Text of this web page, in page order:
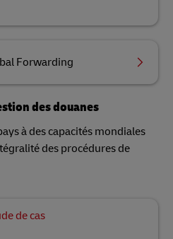
Forwarding
des douanes
à des capacités mondiales
des procédures de
de cas